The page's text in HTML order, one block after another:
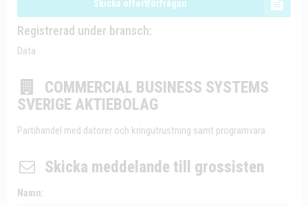
Skicka offertförfrågan
Registrerad under bransch:
Data
COMMERCIAL BUSINESS SYSTEMS
SVERIGE AKTIEBOLAG
Partihandel med datorer och kringutrustning samt programvara
Skicka meddelande till grossisten
Namn: